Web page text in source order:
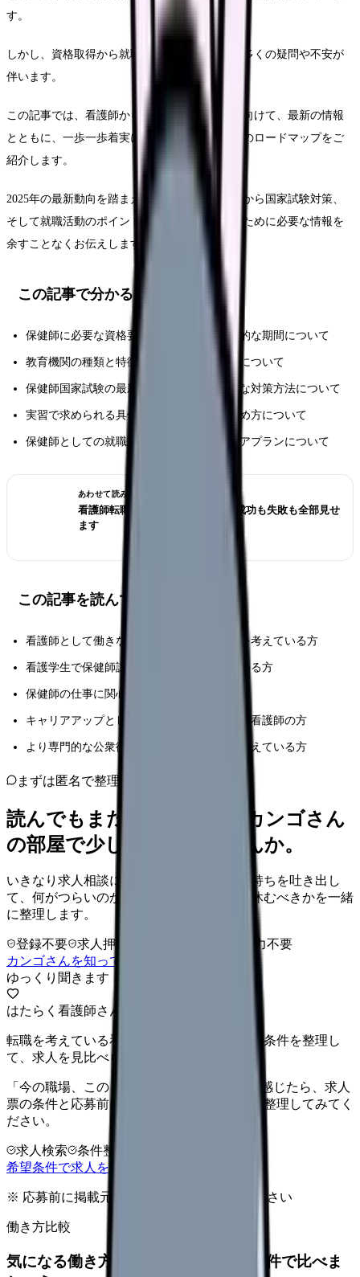
す。
しかし、資格取得から就職までの道のりには、多くの疑問や不安が
伴います。
この記事では、看護師から保健師を目指す方に向けて、最新の情報
とともに、一歩一歩着実に目標を達成するためのロードマップをご
紹介します。
2025年の最新動向を踏まえ、教育機関の選び方から国家試験対策、
そして就職活動のポイントまで、保健師になるために必要な情報を
余すことなくお伝えします。
この記事で分かること
保健師に必要な資格要件と取得までの具体的な期間について
教育機関の種類と特徴、選び方のポイントについて
保健師国家試験の最新の出題傾向と効果的な対策方法について
実習で求められる具体的な内容と準備の進め方について
保健師としての就職活動の進め方とキャリアプランについて
あわせて読みたい
看護師転職のリアル体験談12選｜成功も失敗も全部見せ
ます
この記事を読んでほしい人
看護師として働きながら保健師資格の取得を考えている方
看護学生で保健師課程への進学を検討している方
保健師の仕事に関心がある医療従事者の方
キャリアアップとして保健師を目指している看護師の方
より専門的な公衆衛生活動に携わりたいと考えている方
まずは匿名で整理
読んでもまだ苦しいなら、カンゴさん
の部屋で少し話してみませんか。
いきなり求人相談には進みません。今の気持ちを吐き出し
て、何がつらいのか、辞めるべきか、少し休むべきかを一緒
に整理します。
登録不要 求人押し売りなし
病院名は入力不要
カンゴさんを知ってから相談する
ゆっくり聞きます
はたらく看護師さん 求人
転職を考えている看護師さんへ。まずは希望条件を整理し
て、求人を見比べられます。
「今の職場、このままでいいのかな...」そう感じたら、求人
票の条件と応募前に確認したい不安を分けて整理してみてく
ださい。
求人検索 条件整理
希望条件で求人を探す
※ 応募前に掲載元の最新情報を確認してください
働き方比較
気になる働き方を、求人を見る前に条件で比べま